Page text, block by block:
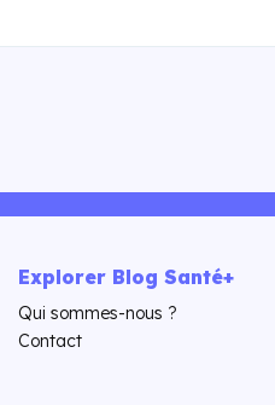
Explorer Blog Santé+
Qui sommes-nous ?
Contact